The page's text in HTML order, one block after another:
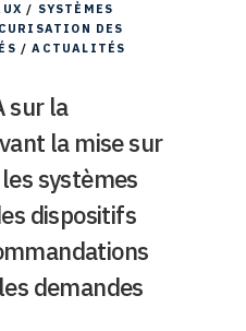
/ SYSTÈMES
DES
/ACTUALITÉS
sur la
la mise sur
systèmes
dispositifs
demandes